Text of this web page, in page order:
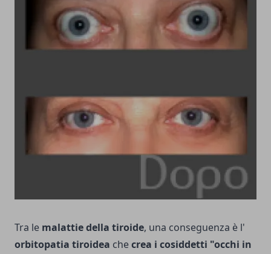
Tra le malattie della tiroide, una conseguenza è l'
orbitopatia tiroidea checrea i cosiddetti "occhi in